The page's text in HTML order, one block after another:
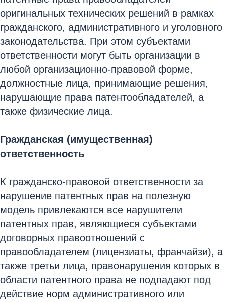
оригинальных технических решений в рамках
гражданского, административного и уголовного
законодательства. При этом субъектами
ответственности могут быть организации в
любой организационно-правовой форме,
должностные лица, принимающие решения,
нарушающие права патентообладателей, а
также физические лица.
Гражданская (имущественная)
ответственность
К гражданско-правовой ответственности за
нарушение патентных прав на полезную
модель привлекаются все нарушители
патентных прав, являющиеся субъектами
договорных правоотношений с
правообладателем (лицензиаты, франчайзи), а
также третьи лица, правонарушения которых в
области патентного права не подпадают под
действие норм административного или